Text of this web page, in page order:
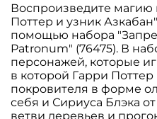
Воспроизведите магию
Поттер и узник
помощью набора
Patronum" (76475). В
персонажей, которые
в которой Гарри
покровителя в форме
себя и Сириуса Блэка
ветви деревьев и